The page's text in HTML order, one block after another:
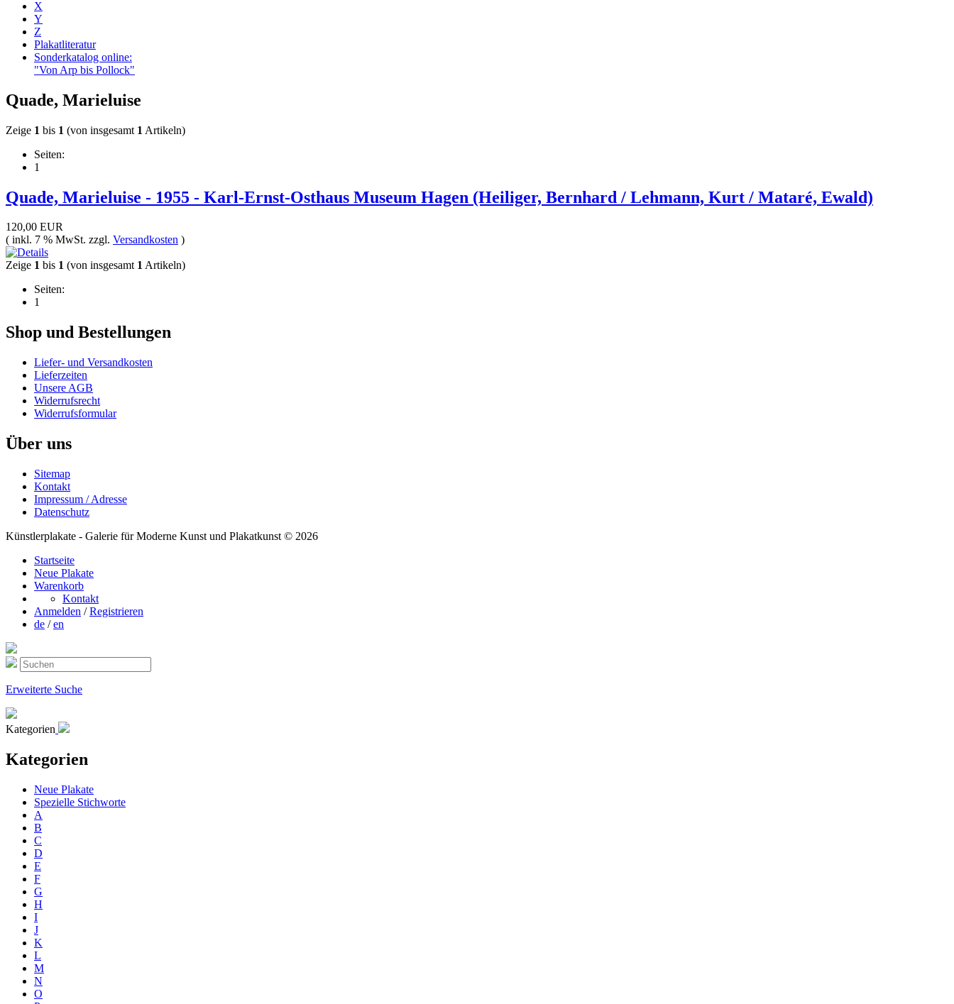
X
Y
Z
Plakatliteratur
Sonderkatalog online:
"Von Arp bis Pollock"
Quade, Marieluise
Zeige 1 bis 1 (von insgesamt 1 Artikeln)
Seiten:
1
Quade, Marieluise - 1955 - Karl-Ernst-Osthaus Museum Hagen (Heiliger, Bernhard / Lehmann, Kurt / Mataré, Ewald)
120,00 EUR
( inkl. 7 % MwSt. zzgl. Versandkosten )
Zeige 1 bis 1 (von insgesamt 1Artikeln)
Seiten:
1
Shop und Bestellungen
Liefer- und Versandkosten
Lieferzeiten
Unsere AGB
Widerrufsrecht
Widerrufsformular
Über uns
Sitemap
Kontakt
Impressum / Adresse
Datenschutz
Künstlerplakate - Galerie für Moderne Kunst und Plakatkunst © 2026
Startseite
Neue Plakate
Warenkorb
Kontakt
Anmelden / Registrieren
de /en
Erweiterte Suche
Kategorien
Kategorien
Neue Plakate
Spezielle Stichworte
A
B
C
D
E
F
G
H
I
J
K
L
M
N
O